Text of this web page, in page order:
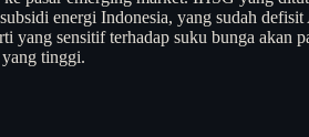
energi Indonesia, yang sudah
yang sensitif terhadap suku bunga
tinggi.